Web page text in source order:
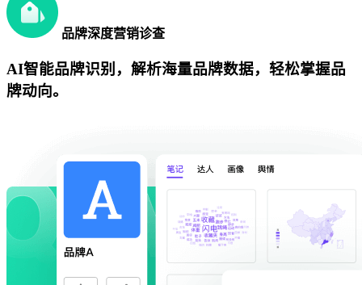
品牌深度营销诊查
AI智能品牌识别，解析海量品牌数据，轻松掌握品
牌动向。